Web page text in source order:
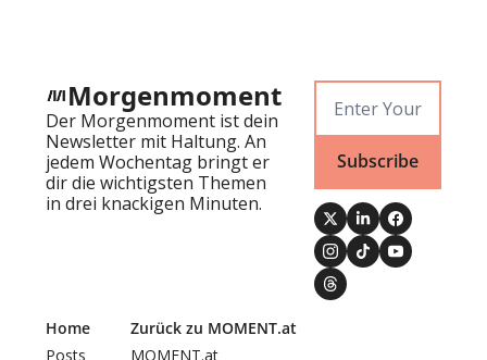
Morgenmoment
Der Morgenmoment ist dein
Newsletter mit Haltung. An
jedem Wochentag bringt er
dir die wichtigsten Themen
in drei knackigen Minuten.
Subscribe
Home
Posts
Zurück zu MOMENT.at
MOMENT.at